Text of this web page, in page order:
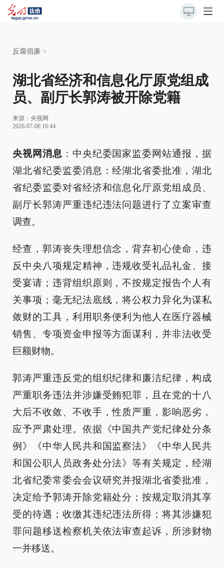
反腐倡廉 >
湖北省经济和信息化厅原党组成
员、副厅长郭涛被开除党籍
来源： 央视网
2026-07-06 16:44
央视网消息 ：中央纪委国家监委网站通报，据
湖北省纪委监委消息：经湖北省委批准，湖北
省纪委监委对省经济和信息化厅原党组成员、
副厅长郭涛严重违纪违法问题进行了立案审查
调查。
经查，郭涛丧失理想信念，背弃初心使命，违
反中央八项规定精神，违规收受礼品礼金、接
受宴请；违背组织原则，不按规定报告个人有
关事项；毫无纪法底线，将公权力异化为谋私
敛财的工具，利用职务便利为他人在医疗器械
销售、专项资金申报等方面谋利，并非法收受
巨额财物。
郭涛严重违反党的组织纪律和廉洁纪律，构成
严重职务违法并涉嫌受贿犯罪，且在党的十八
大后不收敛、不收手，性质严重，影响恶劣，
应予严肃处理。依据《中国共产党纪律处分条
例》《中华人民共和国监察法》《中华人民共
和国公职人员政务处分法》等有关规定，经湖
北省纪委常委会会议研究并报湖北省委批准，
决定给予郭涛开除党籍处分；按规定取消其享
受的待遇；收缴其违纪违法所得；将其涉嫌犯
罪问题移送检察机关依法审查起诉，所涉财物
一并移送。